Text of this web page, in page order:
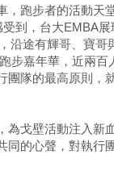
跑步者的活動
到，台大EMBA展
沿途有輝哥、寶
步嘉年華，近兩
隊的最高原則，
戈壁活動注入新
的心聲，對執行